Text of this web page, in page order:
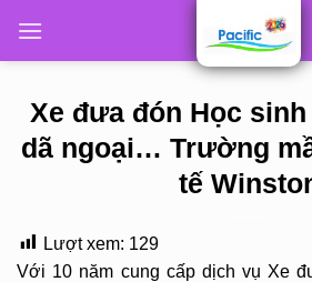
Xe đưa đón Học
dã ngoại… Trường
tế
Lượt xem: 129
Với 10 năm cung cấp dịch vụ Xe